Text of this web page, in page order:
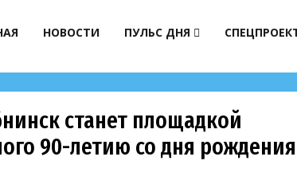
НОВОСТИ ПУЛЬС ДНЯ
станет площадкой
90-летию со дня рождения